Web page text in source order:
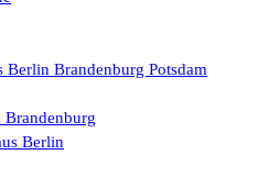
Berlin Brandenburg Potsdam
Berlin